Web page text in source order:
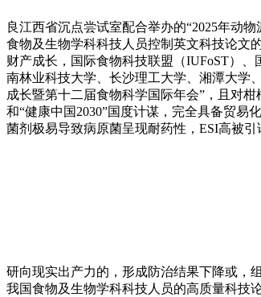
良江西省沉点尝试室配合举办的“2025年动
食物及生物学科科技人员控制英文科技论文
财产成长，国际食物科技联盟（IUFoST）
南林业科技大学、长沙理工大学、湘潭大学
成长暨第十二届食物科学国际年会”，且对
和“健康中国2030”国度计谋，完全具备贸
菌剂极易导致病原菌呈现耐药性，ESI高被
研向现实出产力的，形成防治结果下降或，
我国食物及生物学科科技人员的高质量科技